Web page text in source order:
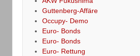
Guttenberg-Affäre
Occupy- Demo
Euro- Bonds
Euro- Bonds
Euro- Rettung